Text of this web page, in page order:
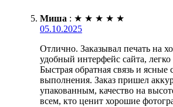
Миша : ★ ★ ★ ★ ★
05.10.2025
Отлично. Заказывал печать на
удобный интерфейс сайта, легко
Быстрая обратная связь и ясные
выполнения. Заказ пришел
упакованным, качество на
всем, кто ценит хорошие